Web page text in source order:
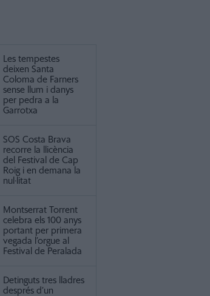
Les tempestes
deixen Santa
Coloma de Farners
sense llum i danys
per pedra a la
Garrotxa
SOS Costa Brava
recorre la llicència
del Festival de Cap
Roig i en demana la
nul·litat
Montserrat Torrent
celebra els 100 anys
portant per primera
vegada l’orgue al
Festival de Peralada
Detinguts tres lladres
després d’un